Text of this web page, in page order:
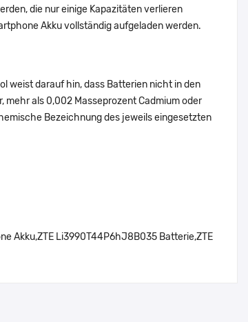
die nur einige Kapazitäten verlieren
Akku vollständig aufgeladen werden.
weist darauf hin, dass Batterien nicht in den
mehr als 0,002 Masseprozent Cadmium oder
Bezeichnung des jeweils eingesetzten
Akku,ZTE Li3990T44P6hJ8B035 Batterie,ZTE